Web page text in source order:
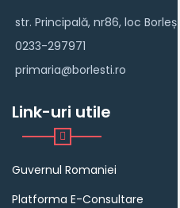
str. Principală, nr86, loc Borlești
0233-297971
primaria@borlesti.ro
Link-uri utile
Guvernul Romaniei
Platforma E-Consultare